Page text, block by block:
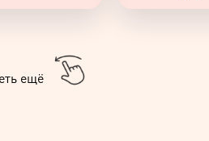
ещё